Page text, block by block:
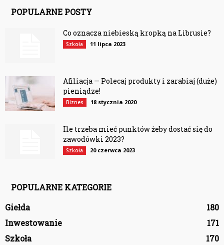
POPULARNE POSTY
Co oznacza niebieską kropką na Librusie?
Szkoła 11 lipca 2023
Afiliacja — Polecaj produkty i zarabiaj (duże)
pieniądze!
Biznes 18 stycznia 2020
Ile trzeba mieć punktów żeby dostać się do
zawodówki 2023?
Szkoła 20 czerwca 2023
POPULARNE KATEGORIE
Giełda
180
Inwestowanie
171
Szkoła
170